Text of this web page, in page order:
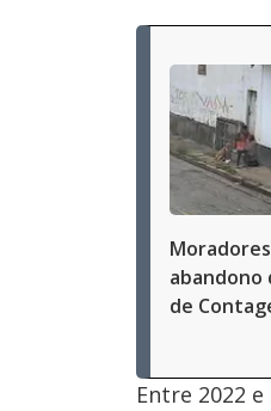
abandono
de
Entre 2022